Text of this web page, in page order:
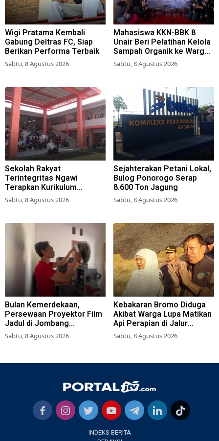
Wigi Pratama Kembali
Gabung Deltras FC, Siap
Berikan Performa Terbaik
Sabtu, 8 Agustus 2026
Mahasiswa KKN-BBK 8
Unair Beri Pelatihan Kelola
Sampah Organik ke Warga
Simokerto Surabaya
Sabtu, 8 Agustus 2026
Sekolah Rakyat
Terintegritas Ngawi
Terapkan Kurikulum
Berbasis Asrama
Sabtu, 8 Agustus 2026
Sejahterakan Petani Lokal,
Bulog Ponorogo Serap
8.600 Ton Jagung
Sabtu, 8 Agustus 2026
Bulan Kemerdekaan,
Persewaan Proyektor Film
Jadul di Jombang
Meningkat
Sabtu, 8 Agustus 2026
Kebakaran Bromo Diduga
Akibat Warga Lupa Matikan
Api Perapian di Jalur
Tradisional
Sabtu, 8 Agustus 2026
INDEKS BERITA